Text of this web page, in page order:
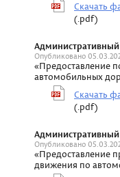
Скачать
(.pdf)
Административный
Опубликовано
«Предоставление
автомобильных
Скачать
(.pdf)
Административный
Опубликовано
«Предоставление
движения по